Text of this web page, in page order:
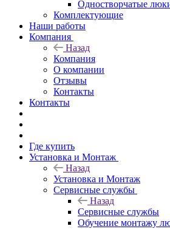
Одностворчатые
Комплектующие
Наши работы
Компания
Назад
Компания
О компании
Отзывы
Контакты
Контакты
Где купить
Установка и Монтаж
Назад
Установка и Монтаж
Сервисные службы
Назад
Сервисные службы
Обучение монтажу